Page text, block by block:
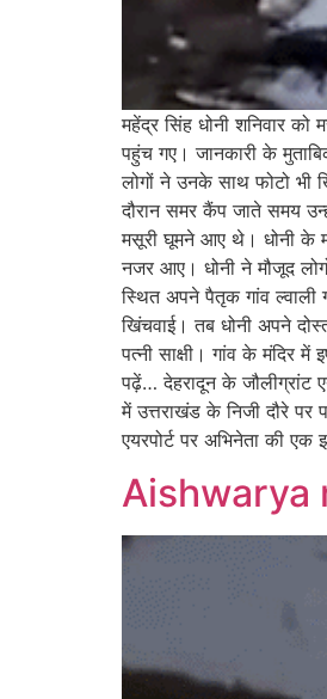
महेंद्र सिंह धोनी शनिवार
पहुंच गए। जानकारी के
लोगों ने उनके साथ फोटो भी
दौरान समर कैंप जाते समय
मसूरी घूमने आए थे। धोनी के
नजर आए। धोनी ने मौजूद
स्थित अपने पैतृक गांव
खिंचवाई। तब धोनी अपने
पत्नी साक्षी। गांव के
पढ़ें… देहरादून के जौलीग्रांट
में उत्तराखंड के निजी दौरे पर
एयरपोर्ट पर अभिनेता की
Aishwarya